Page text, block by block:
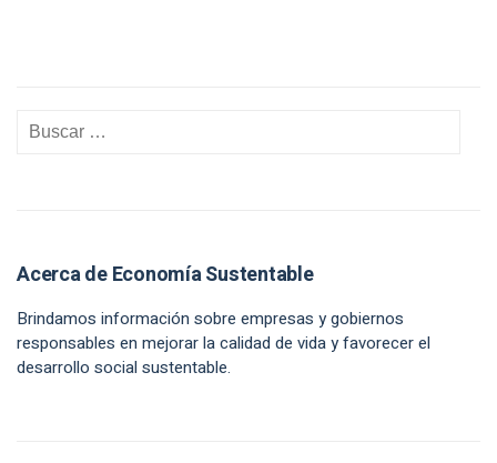
Acerca de Economía Sustentable
Brindamos información sobre empresas y gobiernos
responsables en mejorar la calidad de vida y favorecer el
desarrollo social sustentable.